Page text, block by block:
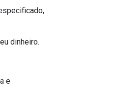
dinheiro.
e